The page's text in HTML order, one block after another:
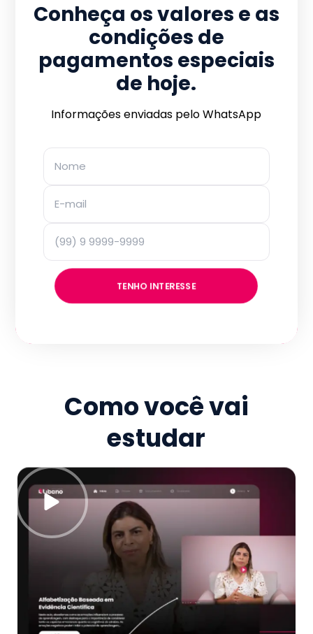
Conheça os valores e as
condições de
pagamentos especiais
de hoje.
Informações enviadas pelo WhatsApp
TENHO INTERESSE
Como você vai
estudar